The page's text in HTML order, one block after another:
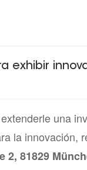
exhibir
una
la innovación,
2, 81829